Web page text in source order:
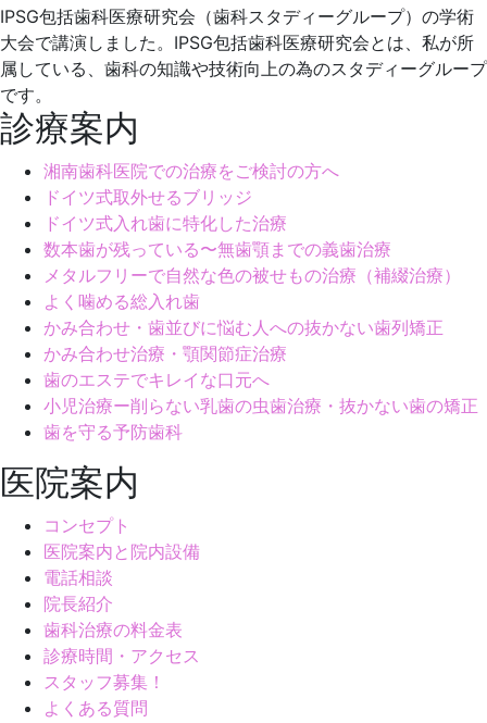
IPSG包括歯科医療研究会（歯科スタディーグループ）の学術
大会で講演しました。IPSG包括歯科医療研究会とは、私が所
属している、歯科の知識や技術向上の為のスタディーグループ
です。
診療案内
湘南歯科医院での治療をご検討の方へ
ドイツ式取外せるブリッジ
ドイツ式入れ歯に特化した治療
数本歯が残っている〜無歯顎までの義歯治療
メタルフリーで自然な色の被せもの治療（補綴治療）
よく噛める総入れ歯
かみ合わせ・歯並びに悩む人への抜かない歯列矯正
かみ合わせ治療・顎関節症治療
歯のエステでキレイな口元へ
小児治療ー削らない乳歯の虫歯治療・抜かない歯の矯正
歯を守る予防歯科
医院案内
コンセプト
医院案内と院内設備
電話相談
院長紹介
歯科治療の料金表
診療時間・アクセス
スタッフ募集！
よくある質問